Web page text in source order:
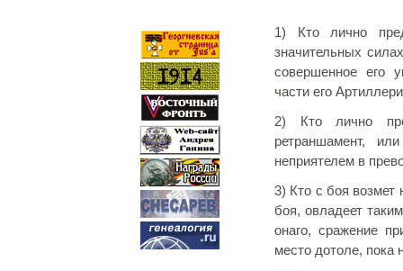
1) Кто лично
значительных
совершенное его
части его
2) Кто лично
ретраншамент,
неприятелем в
3) Кто с боя возмет
боя, овладеет
онаго, сражение
место дотоле, пока